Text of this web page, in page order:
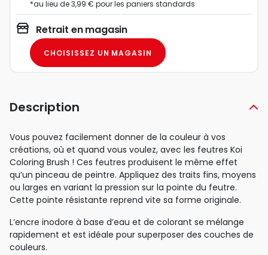
*au lieu de 3,99 € pour les paniers standards
Retrait en magasin
CHOISISSEZ UN MAGASIN
Description
Vous pouvez facilement donner de la couleur à vos
créations, où et quand vous voulez, avec les feutres Koi
Coloring Brush ! Ces feutres produisent le même effet
qu’un pinceau de peintre. Appliquez des traits fins, moyens
ou larges en variant la pression sur la pointe du feutre.
Cette pointe résistante reprend vite sa forme originale.
L’encre inodore à base d’eau et de colorant se mélange
rapidement et est idéale pour superposer des couches de
couleurs.